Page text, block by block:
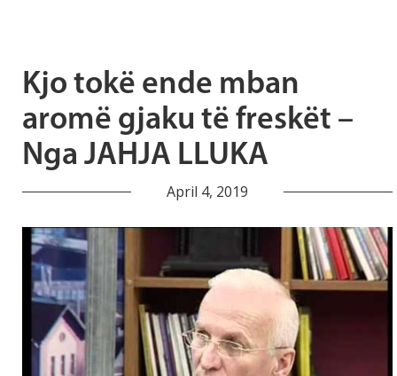
Kjo tokë ende mban
aromë gjaku të freskët –
Nga JAHJA LLUKA
April 4, 2019